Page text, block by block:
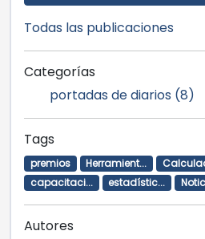
Todas las publicaciones
Categorías
portadas de diarios (8)
Tags
premios Herramient...
capacitaci...
estadístic...
Autores